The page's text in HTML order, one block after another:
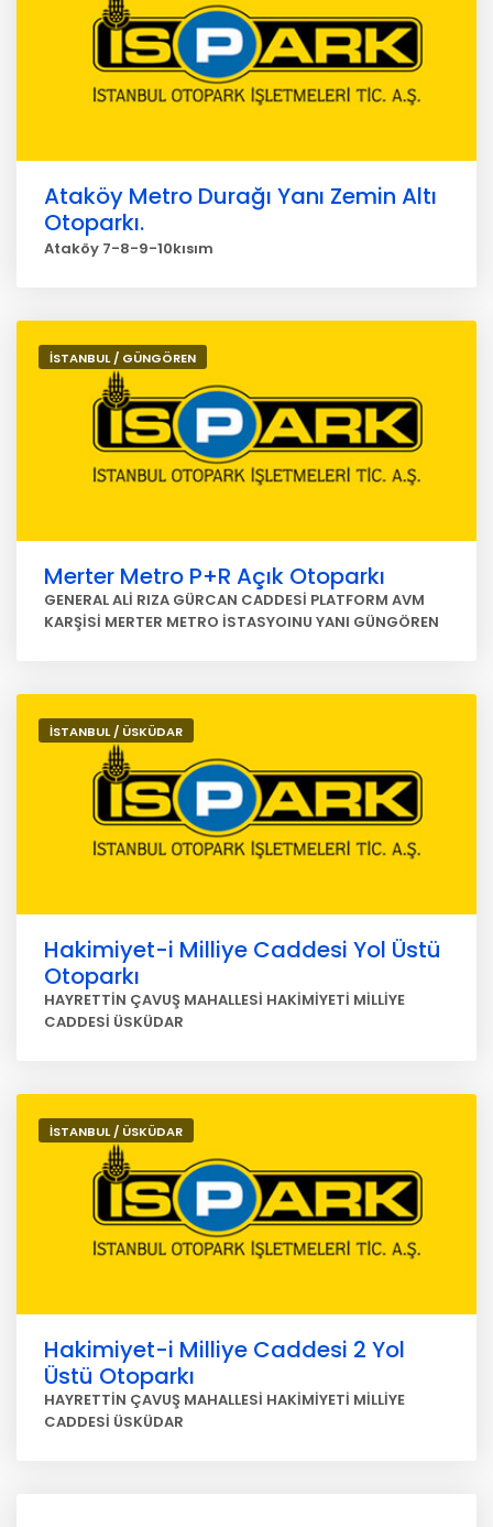
Ataköy Metro Durağı Yanı Zemin Altı
Otoparkı.
Ataköy 7-8-9-10kısım
İSTANBUL / GÜNGÖREN
Merter Metro P+R Açık Otoparkı
GENERAL ALİ RIZA GÜRCAN CADDESİ PLATFORM AVM
KARŞİSİ MERTER METRO İSTASYOINU YANI GÜNGÖREN
İSTANBUL / ÜSKÜDAR
Hakimiyet-i Milliye Caddesi Yol Üstü
Otoparkı
HAYRETTİN ÇAVUŞ MAHALLESİ HAKİMİYETİ MİLLİYE
CADDESİ ÜSKÜDAR
İSTANBUL / ÜSKÜDAR
Hakimiyet-i Milliye Caddesi 2 Yol
Üstü Otoparkı
HAYRETTİN ÇAVUŞ MAHALLESİ HAKİMİYETİ MİLLİYE
CADDESİ ÜSKÜDAR